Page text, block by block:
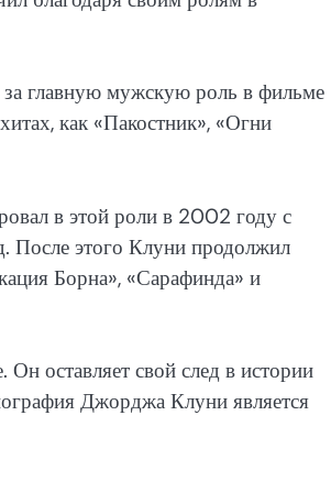
главную мужскую роль в фильме
как «Пакостник», «Огни
в этой роли в 2002 году с
После этого Клуни продолжил
Борна», «Сарафинда» и
оставляет свой след в истории
Джорджа Клуни является